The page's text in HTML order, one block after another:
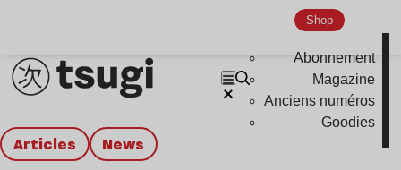
Shop
Abonnement
Magazine
Anciens numéros
Goodies
Articles news